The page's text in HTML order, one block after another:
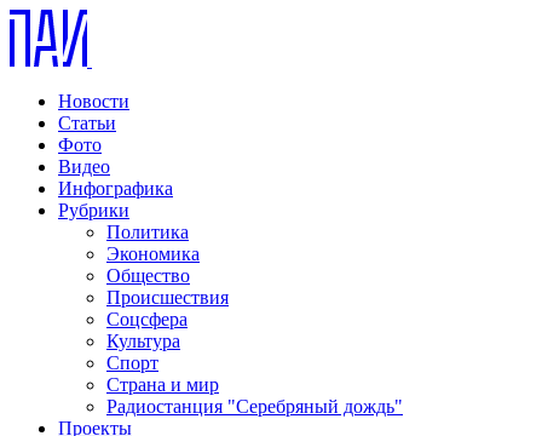
Новости
Статьи
Фото
Видео
Инфографика
Рубрики
Политика
Экономика
Общество
Происшествия
Соцсфера
Культура
Спорт
Страна и мир
Радиостанция "Серебряный дождь"
Проекты